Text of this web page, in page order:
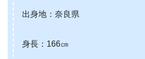
出身地：奈良県
身長：166㎝